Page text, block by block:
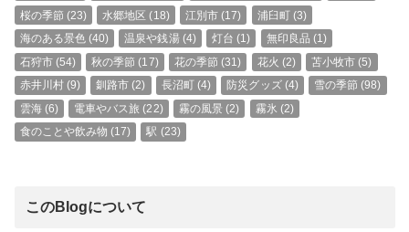
桜の季節 (23) 水郷地区 (18) 江別市 (17) 浦臼町(3)
海のある景色(40) 温泉や銭湯(4) 灯台 (1) 無印良品 (1)
石狩市(54) 秋の季節 (17) 花の季節 (31) 花火 (2) 苫小牧市 (5)
赤井川村(9) 釧路市 (2) 長沼町(4) 防災グッズ(4) 雪の季節 (98)
雲海(6) 電車やバス旅 (22) 霧の風景 (2) 霧氷 (2)
食のことや飲み物 (17) 駅 (23)
このBlogについて